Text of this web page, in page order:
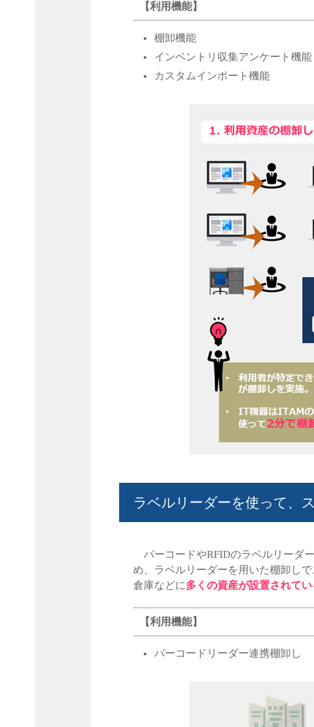
【利用機能】
棚卸機能
インベントリ収集アンケート機能
カスタムインポート機能
ラベルリーダーを使って、
バーコードやRFIDのラベルリーダ
め、ラベルリーダーを用いた棚卸し
倉庫などに多くの資産が設置されて
【利用機能】
バーコードリーダー連携棚卸し